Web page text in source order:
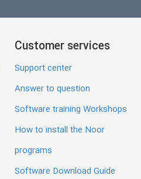
Customer services
Support center
Answer to question
Software training Workshops
How to install the Noor
programs
Software Download Guide